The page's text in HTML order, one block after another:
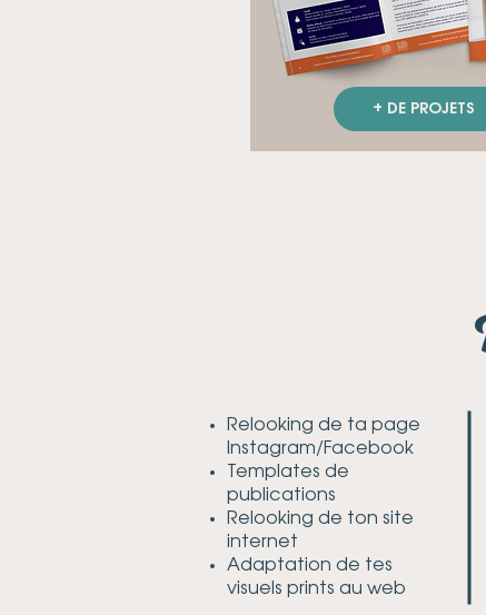
+ DE PROJETS
Relooking de ta page
Instagram/Facebook
Templates de
publications
Relooking de ton site
internet
Adaptation de tes
visuels prints au web